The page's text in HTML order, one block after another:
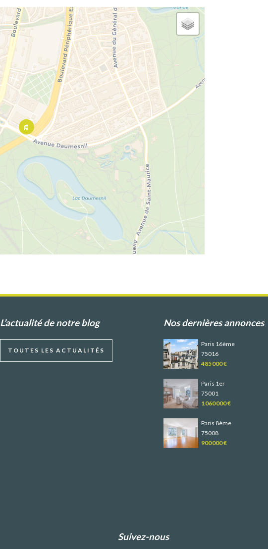
L’actualité de notre blog
TOUTES LES ACTUALITÉS
Nos dernières annonces
Paris 16ème
75016
485 000 €
Paris 1er
75001
1 060 000 €
Paris 8ème
75008
900 000 €
Suivez-nous